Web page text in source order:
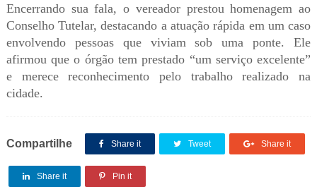
Encerrando sua fala, o vereador prestou homenagem ao
Conselho Tutelar, destacando a atuação rápida em um caso
envolvendo pessoas que viviam sob uma ponte. Ele
afirmou que o órgão tem prestado “um serviço excelente”
e merece reconhecimento pelo trabalho realizado na
cidade.
Compartilhe Share it Tweet Share it
Share it Pin it